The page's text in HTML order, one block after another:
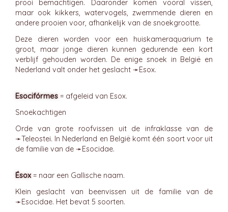
prooi bemachtigen. Daaronder komen vooral vissen,
maar ook kikkers, watervogels, zwemmende dieren en
andere prooien voor, afhankelijk van de snoekgrootte.
Deze dieren worden voor een huiskameraquarium te
groot, maar jonge dieren kunnen gedurende een kort
verblijf gehouden worden. De enige snoek in België en
Nederland valt onder het geslacht ➛Esox.
Esocifórmes = afgeleid van Esox.
Snoekachtigen
Orde van grote roofvissen uit de infraklasse van de
➛Teleostei. In Nederland en België komt één soort voor uit
de familie van de ➛Esocidae.
Ésox= naar een Gallische naam.
Klein geslacht van beenvissen uit de familie van de
➛Esocidae. Het bevat 5 soorten.